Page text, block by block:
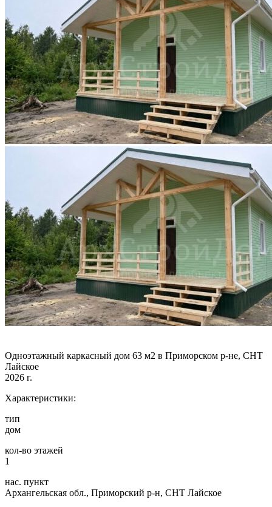
Одноэтажный каркасный дом 63 м2 в Приморском р-не, СНТ
Лайское
2026 г.
Характеристики:
тип
дом
кол-во этажей
1
нас. пункт
Архангельская обл., Приморский р-н, СНТ Лайское